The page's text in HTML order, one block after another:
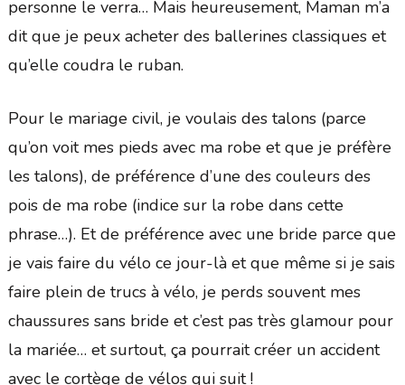
personne le verra… Mais heureusement, Maman m’a
dit que je peux acheter des ballerines classiques et
qu’elle coudra le ruban.
Pour le mariage civil, je voulais des talons (parce
qu’on voit mes pieds avec ma robe et que je préfère
les talons), de préférence d’une des couleurs des
pois de ma robe (indice sur la robe dans cette
phrase…). Et de préférence avec une bride parce que
je vais faire du vélo ce jour-là et que même si je sais
faire plein de trucs à vélo, je perds souvent mes
chaussures sans bride et c’est pas très glamour pour
la mariée… et surtout, ça pourrait créer un accident
avec le cortège de vélos qui suit !